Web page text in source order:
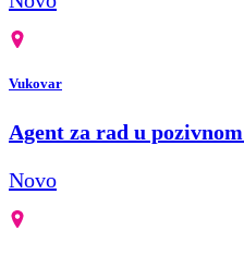
Vukovar
Agent za rad u
Novo